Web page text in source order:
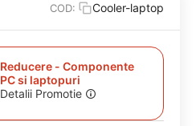
COD: Cooler-laptop
Reducere - Componente
PC si laptopuri
Detalii Promotie